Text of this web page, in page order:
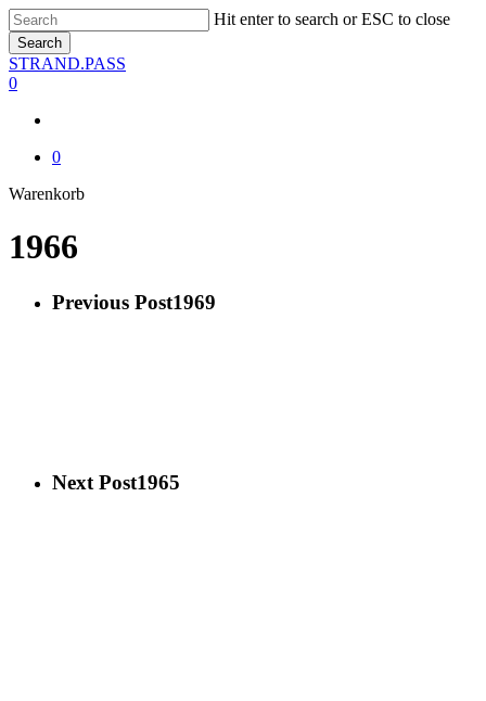
Skip
to
main
content
Hit enter to search or ESC to close
Search
Close
Search
STRAND.PASS
0
0
WarenkorbClose
1966
Previous Post1969
Next Post1965